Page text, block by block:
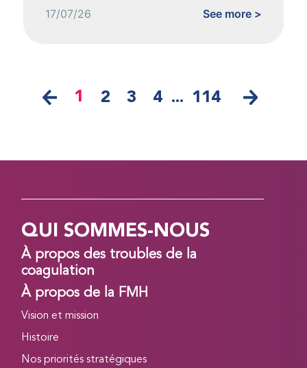
17/07/26 See more >
1 2 3 4 ... 114
QUI SOMMES-NOUS
À propos des troubles de la
coagulation
À propos de la FMH
Vision et mission
Histoire
Nos priorités stratégiques